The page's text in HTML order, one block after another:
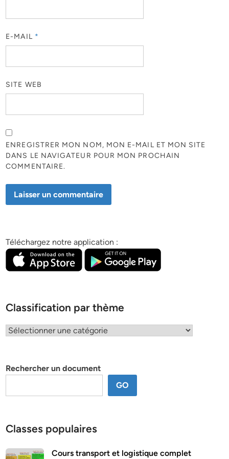
E-MAIL *
SITE WEB
ENREGISTRER MON NOM, MON E-MAIL ET MON SITE
DANS LE NAVIGATEUR POUR MON PROCHAIN
COMMENTAIRE.
Téléchargez notre application :
Classification par thème
Classification
Rechercher un document
GO
Classes populaires
Cours transport et logistique complet